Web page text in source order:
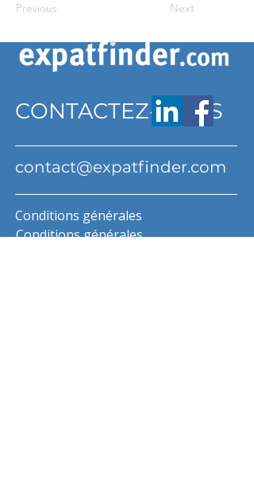
Previous Next
CONTACTEZ-NOUS
contact@expatfinder.com
Conditions générales
Conditions générales